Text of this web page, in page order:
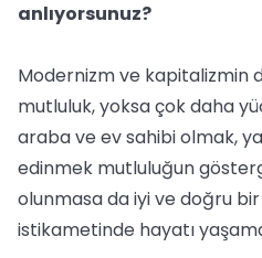
anlıyorsunuz?
Modernizm ve kapitalizmin
mutluluk, yoksa çok daha
araba ve ev sahibi olmak,
edinmek mutluluğun
olunmasa da iyi ve doğru
istikametinde hayatı